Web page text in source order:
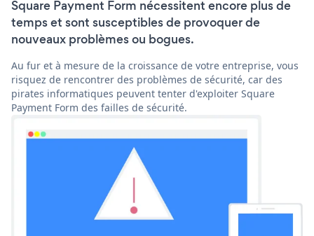
Square Payment Form nécessitent encore plus de
temps et sont susceptibles de provoquer de
nouveaux problèmes ou bogues.
Au fur et à mesure de la croissance de votre entreprise, vous
risquez de rencontrer des problèmes de sécurité, car des
pirates informatiques peuvent tenter d'exploiter Square
Payment Form des failles de sécurité.